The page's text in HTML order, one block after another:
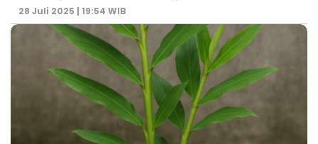
28 Juli 2025 | 19:54 WIB